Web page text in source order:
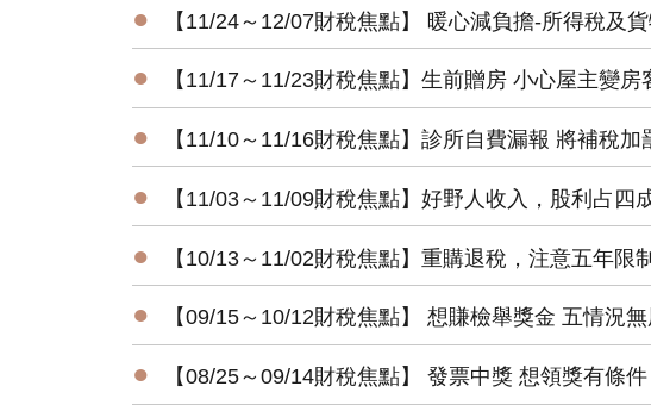
● 【11/24～12/07財稅焦點】 暖心減負擔-所得稅及
● 【11/17～11/23財稅焦點】生前贈房 小心屋主變房
● 【11/10～11/16財稅焦點】診所自費漏報 將補稅加
● 【11/03～11/09財稅焦點】好野人收入，股利占四
● 【10/13～11/02財稅焦點】重購退稅，注意五年限制
● 【09/15～10/12財稅焦點】 想賺檢舉獎金 五情況無
● 【08/25～09/14財稅焦點】 發票中獎 想領獎有條件